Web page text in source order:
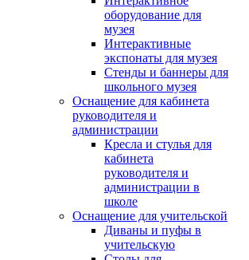
оборудование для
музея
Интерактивные
экспонаты для музея
Стенды и баннеры для
школьного музея
Оснащение для кабинета
руководителя и
администрации
Кресла и стулья для
кабинета
руководителя и
администрации в
школе
Оснащение для учительской
Диваны и пуфы в
учительскую